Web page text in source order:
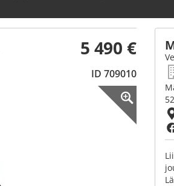
5 490 €
ID 709010